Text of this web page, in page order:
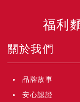
福利
關於我們
品牌故事
安心認證